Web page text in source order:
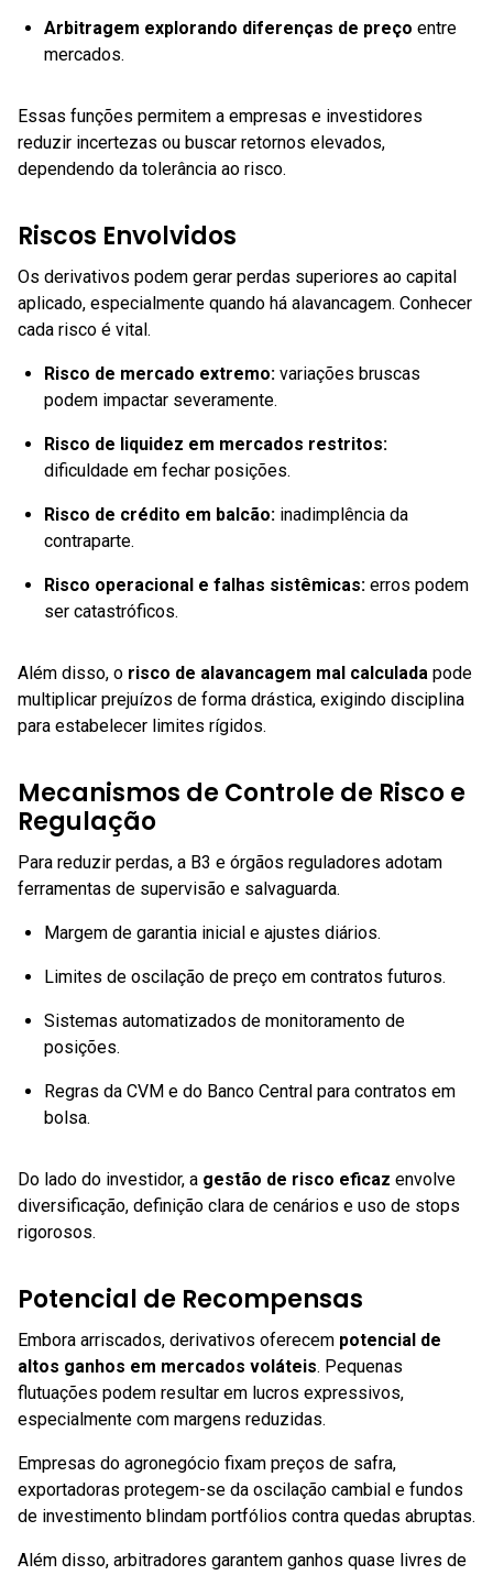
Arbitragem explorando diferenças de preço entre
mercados.
Essas funções permitem a empresas e investidores
reduzir incertezas ou buscar retornos elevados,
dependendo da tolerância ao risco.
Riscos Envolvidos
Os derivativos podem gerar perdas superiores ao capital
aplicado, especialmente quando há alavancagem. Conhecer
cada risco é vital.
Risco de mercado extremo: variações bruscas
podem impactar severamente.
Risco de liquidez em mercados restritos:
dificuldade em fechar posições.
Risco de crédito em balcão: inadimplência da
contraparte.
Risco operacional e falhas sistêmicas: erros podem
ser catastróficos.
Além disso, o risco de alavancagem mal calculada pode
multiplicar prejuízos de forma drástica, exigindo disciplina
para estabelecer limites rígidos.
Mecanismos de Controle de Risco e
Regulação
Para reduzir perdas, a B3 e órgãos reguladores adotam
ferramentas de supervisão e salvaguarda.
Margem de garantia inicial e ajustes diários.
Limites de oscilação de preço em contratos futuros.
Sistemas automatizados de monitoramento de
posições.
Regras da CVM e do Banco Central para contratos em
bolsa.
Do lado do investidor, a gestão de risco eficaz envolve
diversificação, definição clara de cenários e uso de stops
rigorosos.
Potencial de Recompensas
Embora arriscados, derivativos oferecem potencial de
altos ganhos em mercados voláteis. Pequenas
flutuações podem resultar em lucros expressivos,
especialmente com margens reduzidas.
Empresas do agronegócio fixam preços de safra,
exportadoras protegem-se da oscilação cambial e fundos
de investimento blindam portfólios contra quedas abruptas.
Além disso, arbitradores garantem ganhos quase livres de